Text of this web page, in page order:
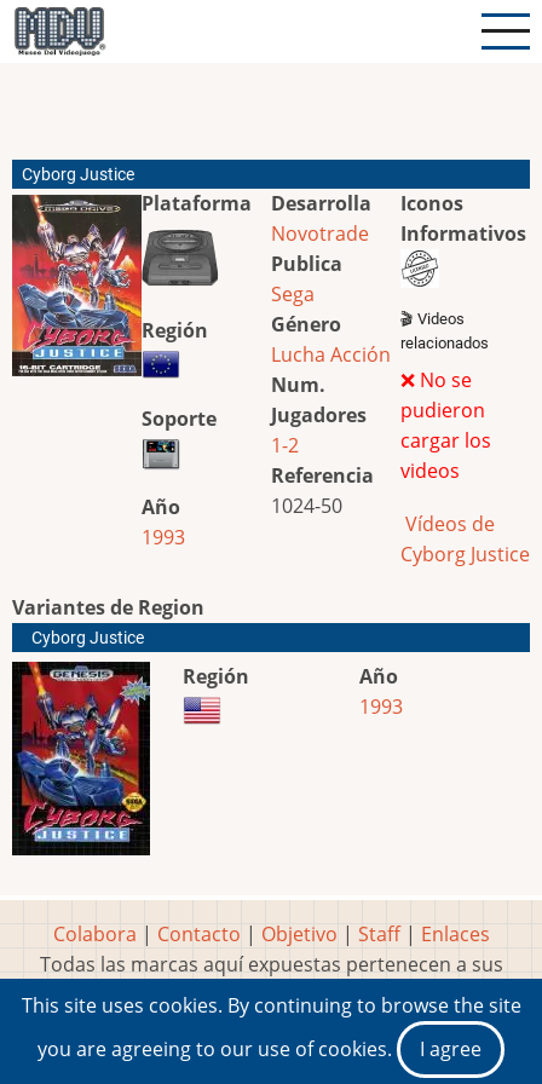
Pasar
al
Cyborg Justice
Plataforma
Región
Soporte
Año
1993
Desarrolla
Novotrade
Publica
Sega
Género
Lucha Acción
Num.
Jugadores
1-2
Referencia
1024-50
Iconos
Informativos
🎬 Videos
relacionados
❌ No se
pudieron
cargar los
videos
Vídeos de
Cyborg Justice
Variantes de Region
Cyborg Justice
Región
Año
1993
Colabora | Contacto | Objetivo | Staff| Enlaces
Todas las marcas aquí expuestas pertenecen a sus
respectivos y legítimos dueños
Idea, página, contenidos y diseños creados porMarty
2001-2026 Museo del Videojuego®
This site uses cookies. By continuing to browse the site
you are agreeing to our use of cookies.
I agree